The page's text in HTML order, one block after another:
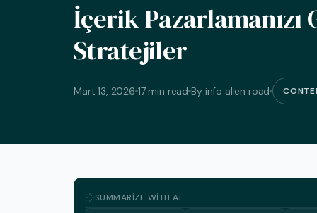
İçerik
Stratejiler
Mart 13, 2026 17 min read By info alien road
SUMMARIZE WITH AI